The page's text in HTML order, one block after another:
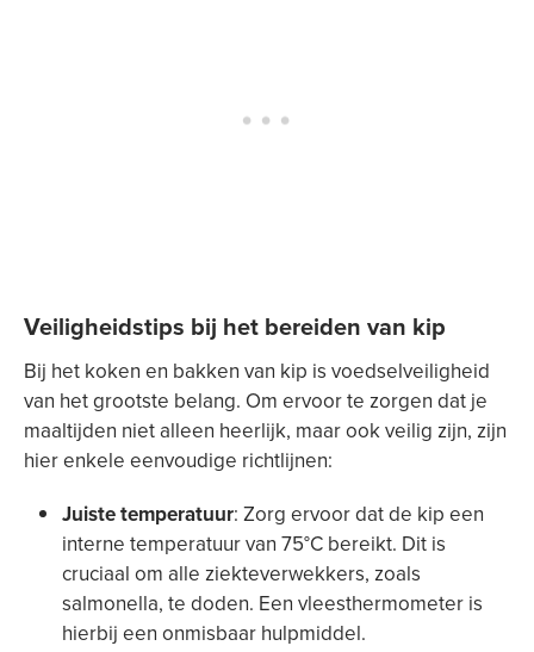
Veiligheidstips bij het bereiden van kip
Bij het koken en bakken van kip is voedselveiligheid
van het grootste belang. Om ervoor te zorgen dat je
maaltijden niet alleen heerlijk, maar ook veilig zijn, zijn
hier enkele eenvoudige richtlijnen:
Juiste temperatuur: Zorg ervoor dat de kip een
interne temperatuur van 75°C bereikt. Dit is
cruciaal om alle ziekteverwekkers, zoals
salmonella, te doden. Een vleesthermometer is
hierbij een onmisbaar hulpmiddel.